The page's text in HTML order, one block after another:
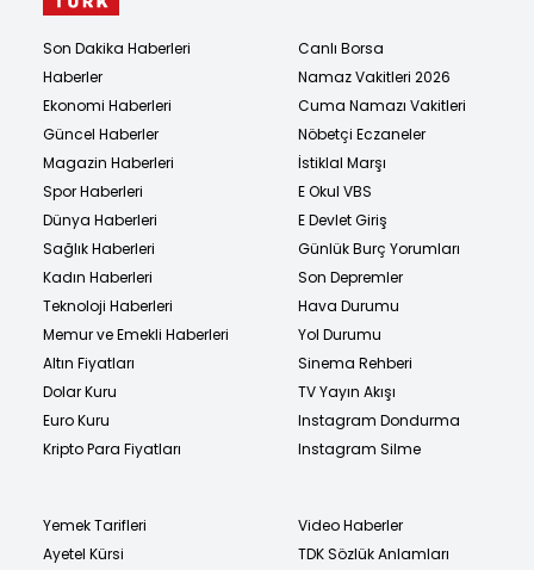
Son Dakika Haberleri
Haberler
Ekonomi Haberleri
Güncel Haberler
Magazin Haberleri
Spor Haberleri
Dünya Haberleri
Sağlık Haberleri
Kadın Haberleri
Teknoloji Haberleri
Memur ve Emekli Haberleri
Altın Fiyatları
Dolar Kuru
Euro Kuru
Kripto Para Fiyatları
Canlı Borsa
Namaz Vakitleri 2026
Cuma Namazı Vakitleri
Nöbetçi Eczaneler
İstiklal Marşı
E Okul VBS
E Devlet Giriş
Günlük Burç Yorumları
Son Depremler
Hava Durumu
Yol Durumu
Sinema Rehberi
TV Yayın Akışı
Instagram Dondurma
Instagram Silme
Yemek Tarifleri
Ayetel Kürsi
Video Haberler
TDK Sözlük Anlamları